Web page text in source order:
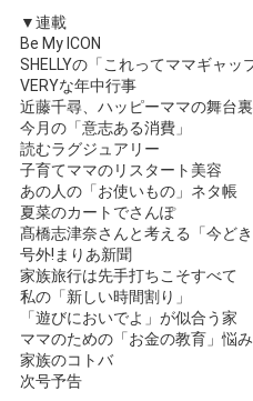
▼連載
Be My ICON
SHELLYの「これってママギャッ
VERYな年中行事
近藤千尋、ハッピーママの舞台裏
今月の「意志ある消費」
読むラグジュアリー
子育てママのリスタート美容
あの人の「お使いもの」ネタ帳
夏菜のカートでさんぽ
髙橋志津奈さんと考える「今どき
号外!まりあ新聞
家族旅行は先手打ちこそすべて
私の「新しい時間割り」
「遊びにおいでよ」が似合う家
ママのための「お金の教育」悩
家族のコトバ
次号予告